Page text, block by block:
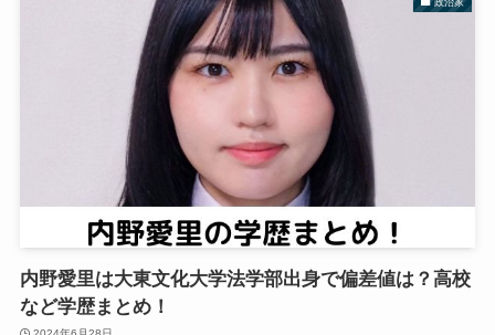
内野愛里は大東文化大学法学部出身で偏差値は？高校
など学歴まとめ！